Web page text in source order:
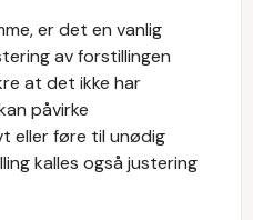
er det en vanlig
av forstillingen
at det ikke har
påvirke
eller føre til unødig
kalles også justering